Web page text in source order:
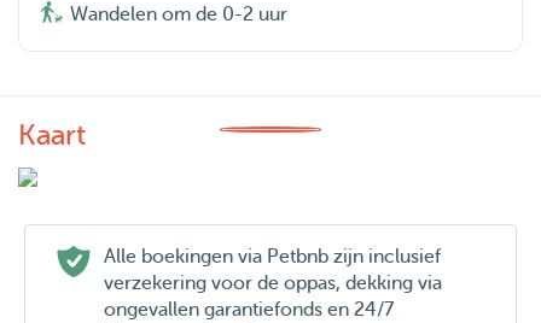
Wandelen om de 0-2 uur
Kaart
Alle boekingen via Petbnb zijn inclusief
verzekering voor de oppas, dekking via
ongevallen garantiefonds en 24/7